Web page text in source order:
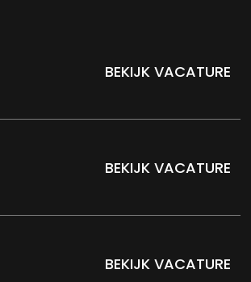
BEKIJK VACATURE
BEKIJK VACATURE
BEKIJK VACATURE